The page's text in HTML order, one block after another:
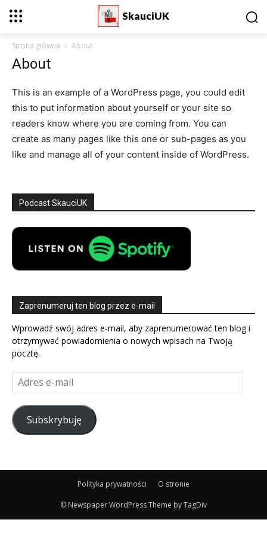
SkauciUK
Strona główna About
About
This is an example of a WordPress page, you could edit
this to put information about yourself or your site so
readers know where you are coming from. You can
create as many pages like this one or sub-pages as you
like and manage all of your content inside of WordPress.
Podcast SkauciUK
Zaprenumeruj ten blog przez e-mail
Wprowadź swój adres e-mail, aby zaprenumerować ten blog i
otrzymywać powiadomienia o nowych wpisach na Twoją
pocztę.
Adres
e-
mail
Subskrybuję
Polityka prywatności O stronie
© Newspaper WordPress Theme by TagDiv